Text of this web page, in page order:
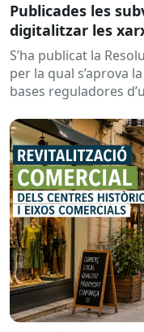
Publicades les
digitalitzar les
S’ha publicat la
per la qual s’aprova
bases reguladores